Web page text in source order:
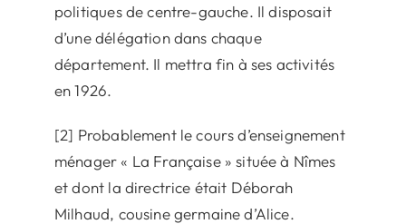
politiques de centre-gauche. Il disposait
d’une délégation dans chaque
département. Il mettra fin à ses activités
en 1926.
[2] Probablement le cours d’enseignement
ménager « La Française » située à Nîmes
et dont la directrice était Déborah
Milhaud, cousine germaine d’Alice.